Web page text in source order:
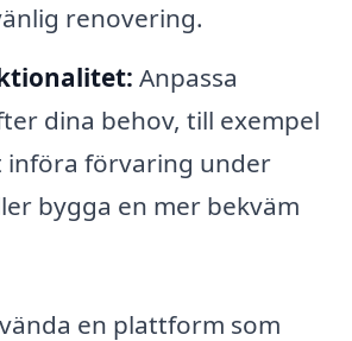
renovering.
Anpassa
dina behov, till exempel
införa förvaring under
bygga en mer bekväm
en plattform som